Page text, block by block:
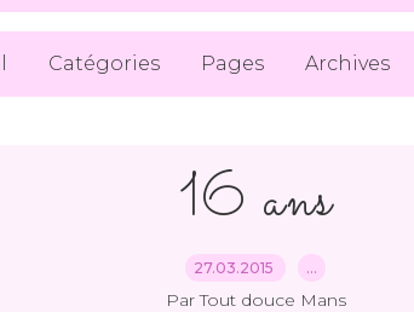
Catégories Pages Archives
16 ans
27.03.2015 …
Par Tout douce Mans